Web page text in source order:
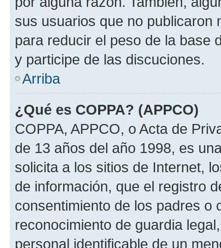
sus usuarios que no publicaron
para reducir el peso de la base
y participe de las discuciones.
Arriba
¿Qué es COPPA? (APPCO)
COPPA, APPCO, o Acta de
de 13 años del año 1998, es
solicita a los sitios de Internet,
de información, que el registro
consentimiento de los padres o
reconocimiento de guardia
personal identificable de un